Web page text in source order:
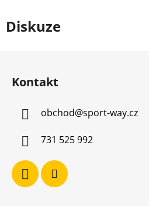
Diskuze
Kontakt
obchod@sport-way.cz
731 525 992